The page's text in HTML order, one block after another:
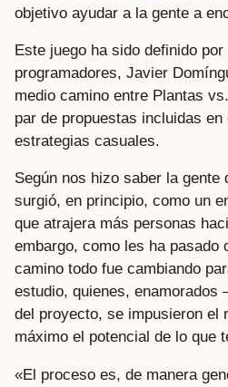
objetivo ayudar a la gente a
Este juego ha sido definido por
programadores, Javier
medio camino entre Plantas
par de propuestas incluidas en
estrategias casuales.
Según nos hizo saber la gente
surgió, en principio, como un
que atrajera más personas
embargo, como les ha pasado
camino todo fue cambiando
estudio, quienes,
del proyecto, se impusieron el
máximo el potencial de lo que
«El proceso es, de manera